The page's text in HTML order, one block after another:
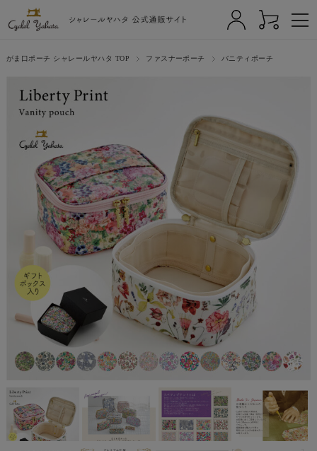
がま口ポーチ シャレールヤハタ TOP ファスナーポーチ バニティポーチ